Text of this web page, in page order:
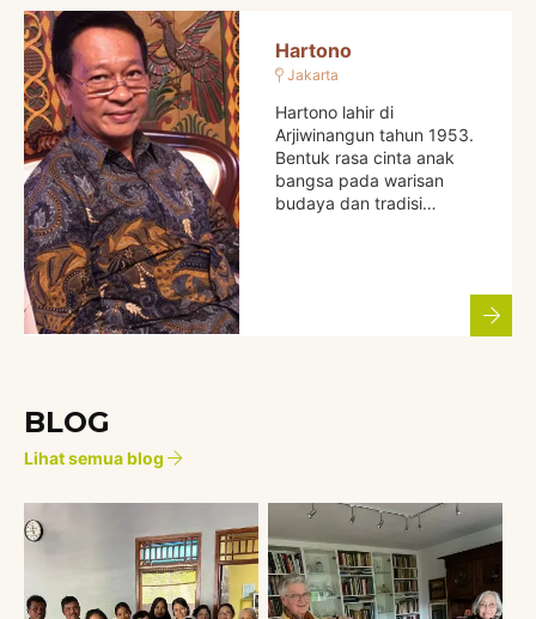
Hartono
Jakarta
Hartono lahir di
Arjiwinangun tahun 1953.
Bentuk rasa cinta anak
bangsa pada warisan
budaya dan tradisi…
BLOG
Lihat semua blog